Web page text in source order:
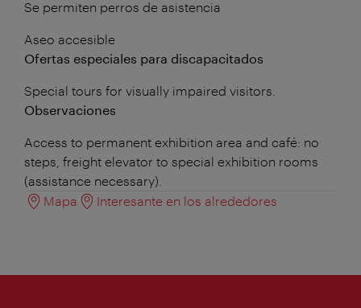
Se permiten perros de asistencia
Aseo accesible
Ofertas especiales para discapacitados
Special tours for visually impaired visitors.
Observaciones
Access to permanent exhibition area and café: no
steps, freight elevator to special exhibition rooms
(assistance necessary).
Mapa
Interesante en los alrededores